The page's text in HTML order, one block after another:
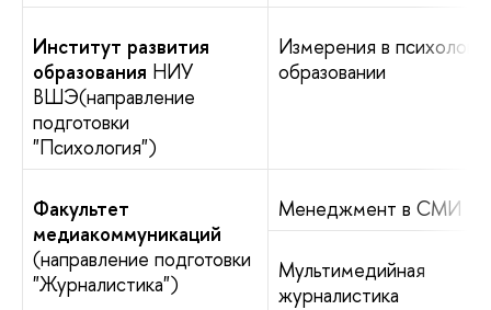
Институт развития
образования НИУ
ВШЭ(направление
подготовки
"Психология")
Измерения в
образовании
Факультет
медиакоммуникаций
(направление подготовки
"Журналистика")
Менеджмент в СМИ
Мультимедийная
журналистика